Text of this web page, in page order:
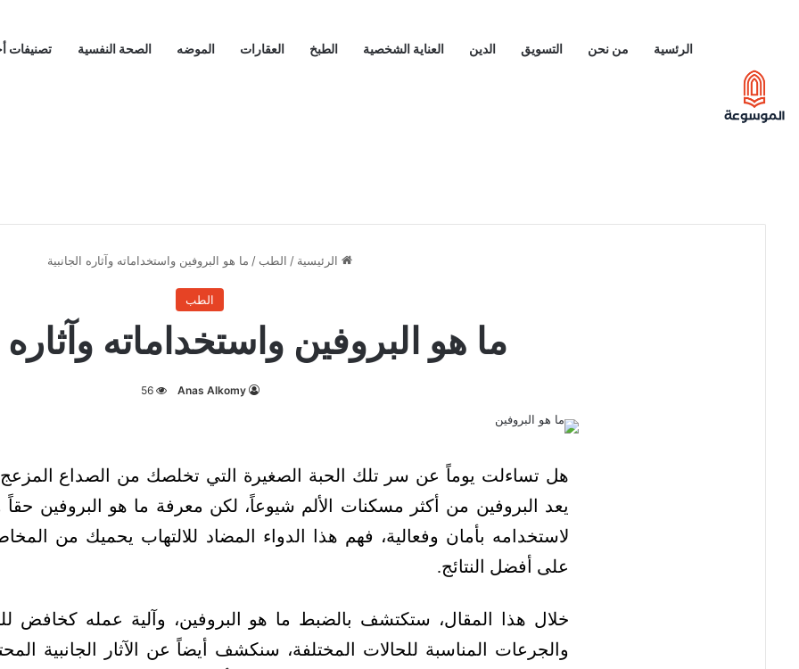
الرئسية من نحن التسويق الدين العناية الشخصية الطبخ العقارات الموضه الصحة النفسية تصنيفات
الرئيسية / الطب / ما هو البروفين واستخداماته وآثاره الجانبية
الطب
ما هو البروفين واستخداماته وآثاره
Anas Alkomy
56
هل تساءلت يوماً عن سر تلك الحبة الصغيرة التي تخلصك من الصداع المزعج
يعد البروفين من أكثر مسكنات الألم شيوعاً، لكن معرفة ما هو البروفين
لاستخدامه بأمان وفعالية، فهم هذا الدواء المضاد للالتهاب يحميك من
على أفضل النتائج.
خلال هذا المقال، ستكتشف بالضبط ما هو البروفين، وآلية عمله كخافض
والجرعات المناسبة للحالات المختلفة، سنكشف أيضاً عن الآثار الجانبية